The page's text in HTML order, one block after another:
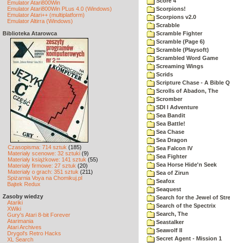
Emulator Atari800Win
Emulator Atari800Win PLus 4.0 (Windows)
Emulator Atari++ (multiplatform)
Emulator Altirra (Windows)
Biblioteka Atarowca
Czasopisma: 714 sztuk (185)
Materiały scenowe: 32 sztuki (9)
Materiały książkowe: 141 sztuk (55)
Materiały firmowe: 27 sztuk (20)
Materiały o grach: 351 sztuk (211)
Spiżarnia Voya na Chomikuj.pl
Bajtek Redux
Zasoby wiedzy
Atariki
XWiki
Gury's Atari 8-bit Forever
Atarimania
Atari Archives
Drygol's Retro Hacks
XL Search
Scorpions!
Scorpions v2.0
Scrabble
Scramble Fighter
Scramble (Page 6)
Scramble (Playsoft)
Scrambled Word Game
Screaming Wings
Scrids
Scripture Chase - A Bible
Scrolls of Abadon, The
Scromber
SDI I Adventure
Sea Bandit
Sea Battle!
Sea Chase
Sea Dragon
Sea Falcon IV
Sea Fighter
Sea Horse Hide'n Seek
Sea of Zirun
Seafox
Seaquest
Search for the Jewel of
Search of the Spectrix
Search, The
Seastalker
Seawolf II
Secret Agent - Mission 1